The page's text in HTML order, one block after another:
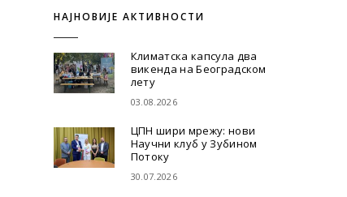
НАЈНОВИЈЕ АКТИВНОСТИ
Климатска капсула два
викенда на Београдском
лету
03.08.2026
ЦПН шири мрежу: нови
Научни клуб у Зубином
Потоку
30.07.2026